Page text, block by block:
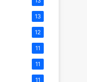
13
12
11
11
11